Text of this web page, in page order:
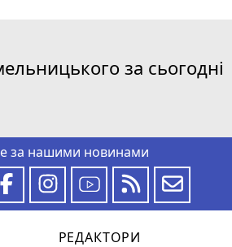
за сьогодні
за нашими новинами
РЕДАКТОРИ